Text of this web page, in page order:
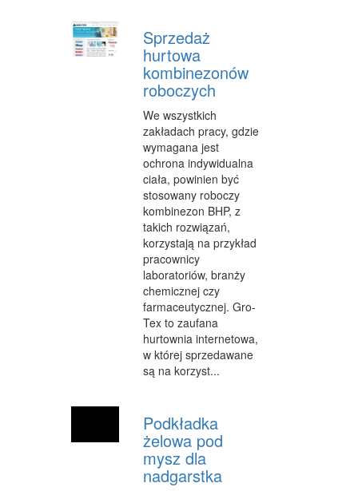
SALONY KOSMETYCZNE
SPRZĘT MEDYCZNY
WEB
OPROGRAMOWANIE
KONTAKT
Sprzedaż
hurtowa
kombinezonów
roboczych
We wszystkich
zakładach pracy, gdzie
wymagana jest
ochrona indywidualna
ciała, powinien być
stosowany roboczy
kombinezon BHP, z
takich rozwiązań,
korzystają na przykład
pracownicy
laboratoriów, branży
chemicznej czy
farmaceutycznej. Gro-
Tex to zaufana
hurtownia internetowa,
w której sprzedawane
są na korzyst...
Podkładka
żelowa pod
mysz dla
nadgarstka